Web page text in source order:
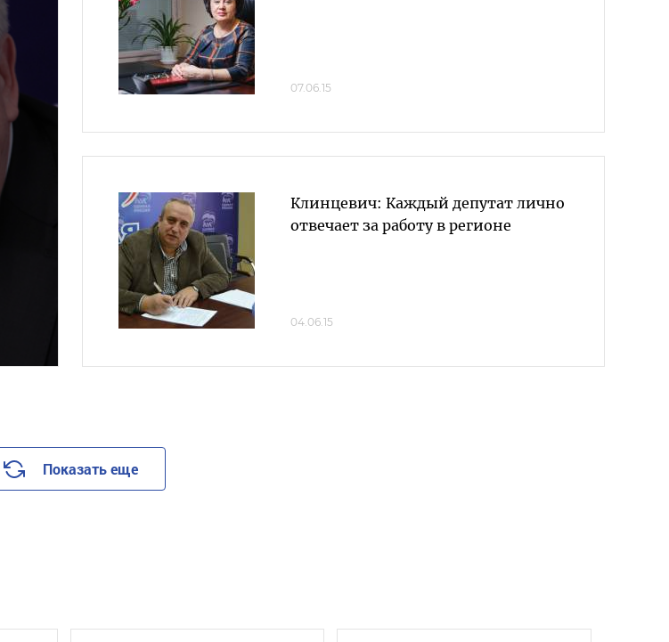
07.06.15
Клинцевич: Каждый депутат лично
отвечает за работу в регионе
04.06.15
Показать еще